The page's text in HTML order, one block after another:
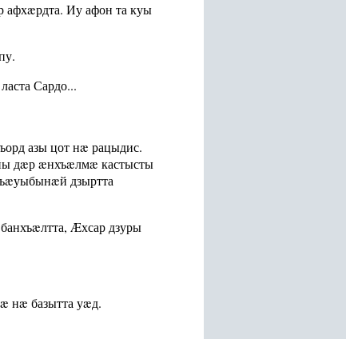
афхæрдта. Иу афон та куы
Сардо...
азы цот нæ рацыдис.
дæр æнхъæлмæ кастысты
дзыртта
Æхсар дзуры
нæ базытта уæд.